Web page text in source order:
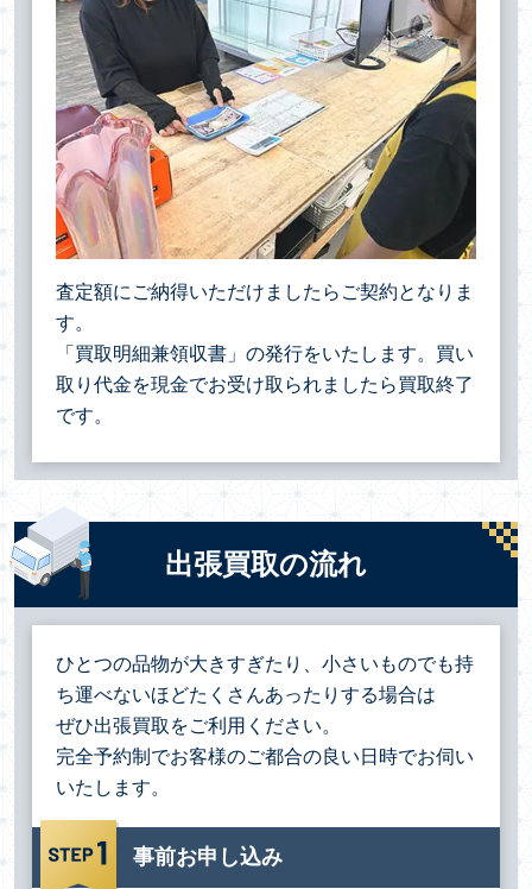
査定額にご納得いただけましたらご契約となりま
す。
「買取明細兼領収書」の発行をいたします。買い
取り代金を現金でお受け取られましたら買取終了
です。
出張買取の流れ
ひとつの品物が大きすぎたり、小さいものでも持
ち運べないほどたくさんあったりする場合は
ぜひ出張買取をご利用ください。
完全予約制でお客様のご都合の良い日時でお伺い
いたします。
事前お申し込み